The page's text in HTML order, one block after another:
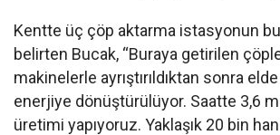
Kentte üç çöp aktarma istasyonun
belirten Bucak, “Buraya getirilen
makinelerle ayrıştırıldıktan sonra
enerjiye dönüştürülüyor. Saatte 3,6
üretimi yapıyoruz. Yaklaşık 20 bin